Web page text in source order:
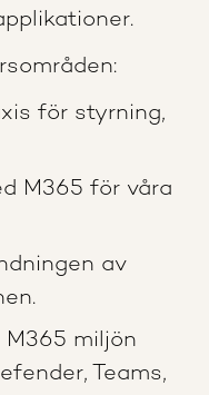
för styrning,
M365 för våra
av
miljön
Teams,